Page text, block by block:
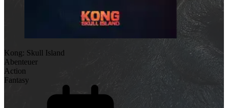
Kong: Skull Island
Abenteuer
Action
Fantasy